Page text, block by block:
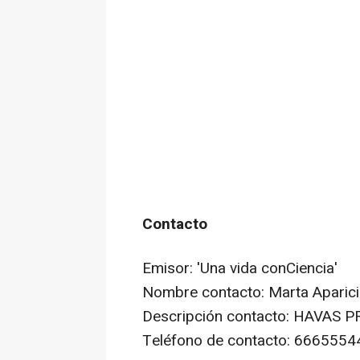
Contacto
Emisor: 'Una vida conCiencia'
Nombre contacto: Marta
Descripción contacto: HAVAS
Teléfono de contacto: